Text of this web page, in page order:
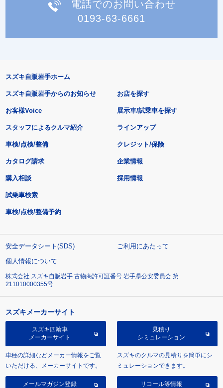
電話でのお問い合わせ
0193-63-6661
スズキ自販岩手ホーム
スズキ自販岩手からのお知らせ
お客様Voice
スタッフによるクルマ紹介
お店を探す
展示車/試乗車を探す
ラインアップ
車検/点検/整備 クレジット/保険
カタログ請求
購入相談
試乗車検索
車検/点検/整備予約
企業情報
採用情報
安全データシート(SDS)
ご利用にあたって
個人情報について
株式会社 スズキ自販岩手 古物商許可証番号 岩手県公安委員会 第
211010000355号
スズキメーカーサイト
スズキ四輪車
メーカーサイト
車種の詳細などメーカー情報をご覧
いただける、メーカーサイトです。
見積り
シミュレーション
スズキのクルマの見積りを簡単にシ
ミュレーションできます。
メールマガジン登録 リコール等情報